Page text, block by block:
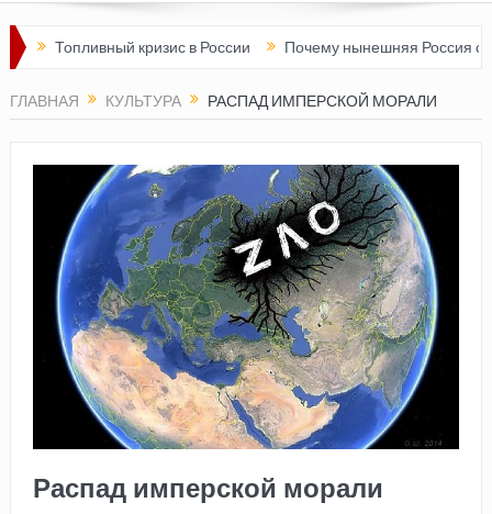
Топливный кризис в России Почему нынешняя Россия стала
ГЛАВНАЯ КУЛЬТУРА РАСПАД ИМПЕРСКОЙ МОРАЛИ
Распад имперской морали